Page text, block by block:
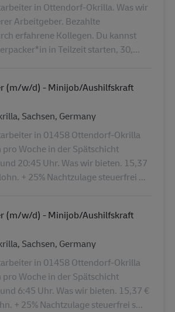
in Ottendorf-Okrilla. Was wir
Arbeitgeber. Bezahlte
erfahrene Kollegen. Du kannst
in Teilzeit starten, 30,...
(m/w/d) - Minijob/Aushilfskraft
Sachsen, Germany
in 01458 Ottendorf-Okrilla
pro Woche in der Spätschicht
20:45 Uhr. Was wir bieten. 15,37
+ 25% Nachtzulage steuerfrei ...
(m/w/d) - Minijob/Aushilfskraft
Sachsen, Germany
in 01458 Ottendorf-Okrilla
pro Woche in der Spätschicht
6:45 Uhr. Was wir bieten. 15,37 €
+ 25% Nachtzulage steuerfrei s...